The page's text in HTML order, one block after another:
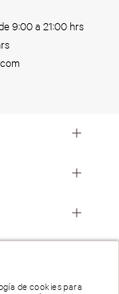
de cookies para
9:00 a 21:00 hrs